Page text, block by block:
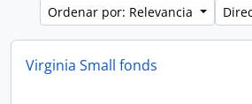
Ordenar por: Relevancia
Virginia Small fonds